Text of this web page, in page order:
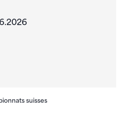
suisses